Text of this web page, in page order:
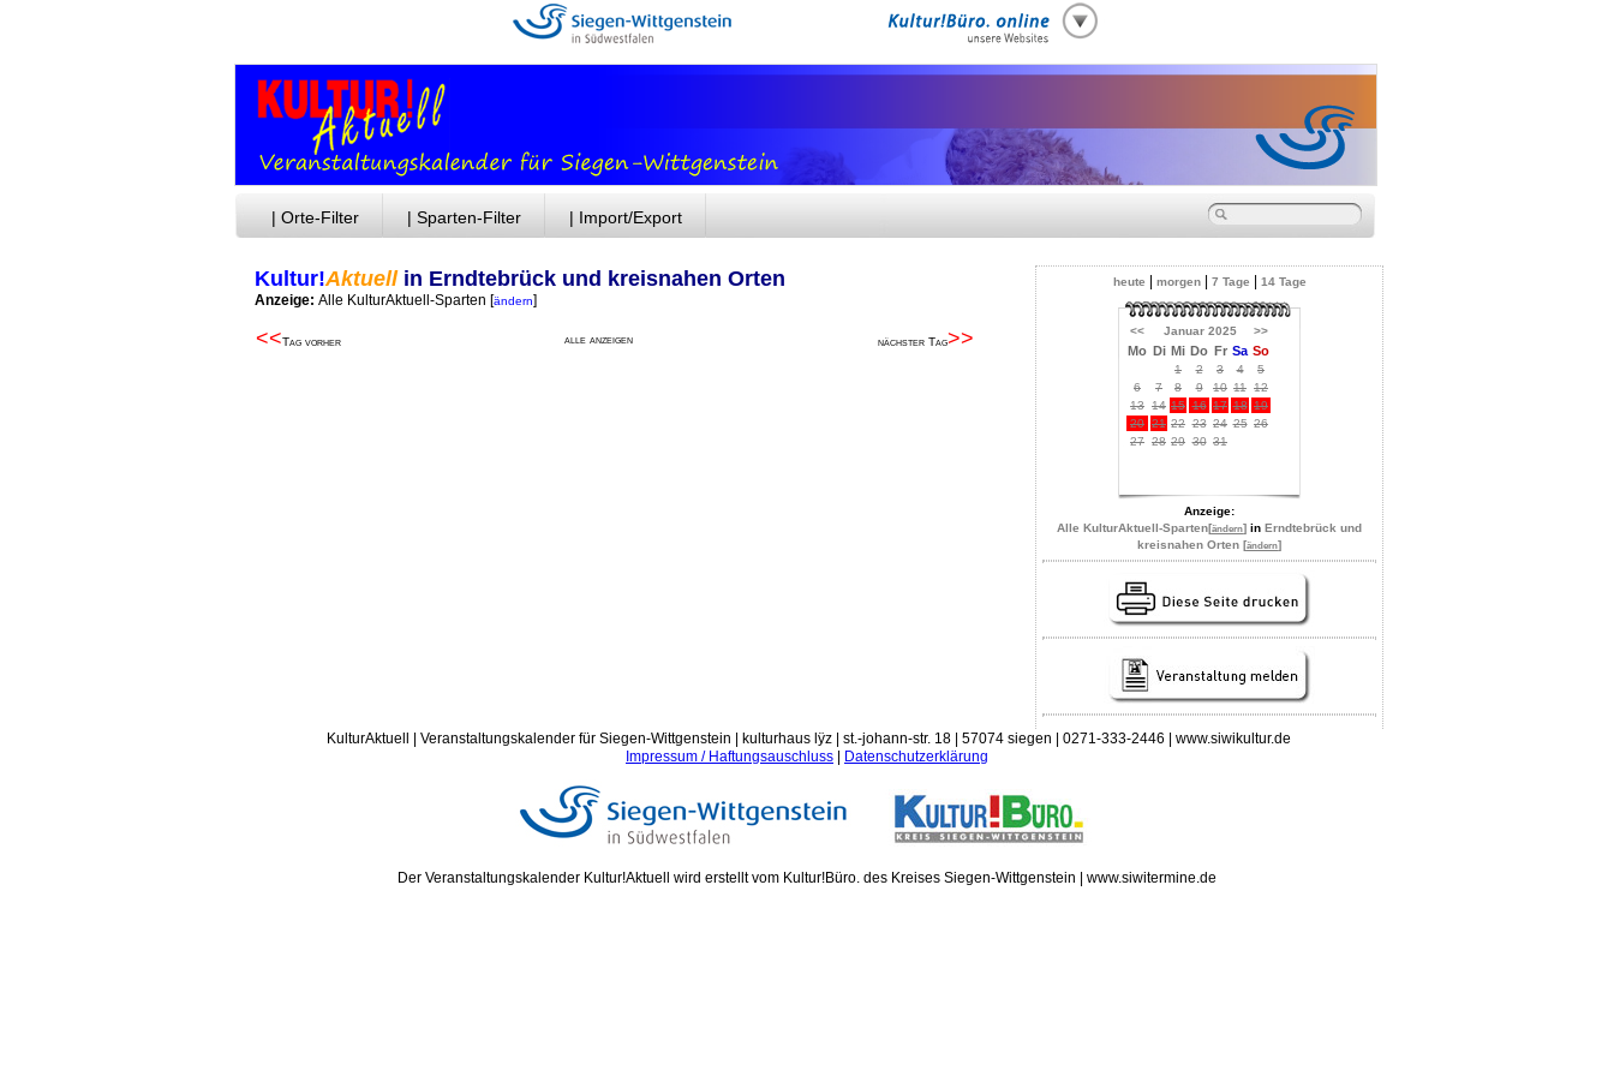
| Orte-Filter | Sparten-Filter | Import/Export
Kultur!Aktuellin Erndtebrück und kreisnahen Orten
Anzeige: Alle KulturAktuell-Sparten [ändern]
<<Tag vorher alle anzeigen nächster Tag>>
heute morgen| 7 Tage 14 Tage
<< Januar 2025 >>
Mo Di Mi Do Fr Sa So
1 2 3 4
5
6
7 8 9 10 11 12
13 14 15 16 17 18 19
20 21 22 23 24 25 26
27 28 29 30 31
Anzeige:
Alle KulturAktuell-Sparten[ändern] in Erndtebrück und
kreisnahen Orten [ändern]
KulturAktuell | Veranstaltungskalender für Siegen-Wittgenstein | kulturhaus lÿz | st.-johann-str. 18 | 57074 siegen | 0271-333-2446 | www.siwikultur.de
Impressum / Haftungsauschluss
Datenschutzerklärung
Der Veranstaltungskalender Kultur!Aktuell wird erstellt vom Kultur!Büro. des Kreises Siegen-Wittgenstein | www.siwitermine.de